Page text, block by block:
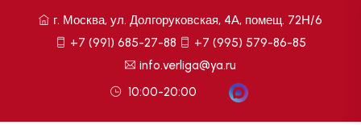
г. Москва, ул. Долгоруковская, 4А, помещ. 72Н/6
+7 (991) 685-27-88
+7 (995) 579-86-85
info.verliga@ya.ru
10:00-20:00